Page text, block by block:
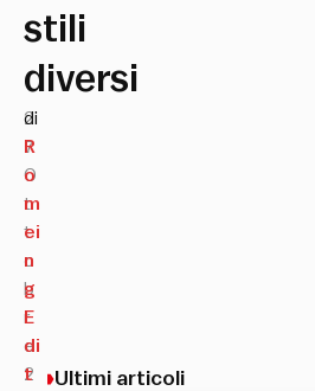
stili
diversi
2
7
O
t
t
o
b
r
e
2
di
R
o
m
ei
n
g
E
di
t
Ultimi articoli